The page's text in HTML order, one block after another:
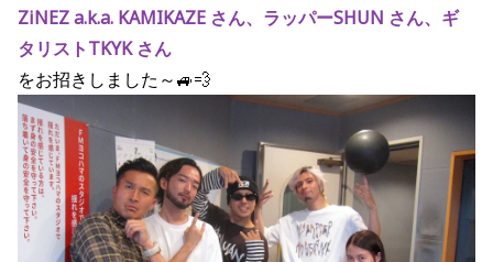
ZiNEZ a.k.a. KAMIKAZE さん、ラッパーSHUN さん、ギ
タリストTKYK さん
をお招きしました～🚙💨